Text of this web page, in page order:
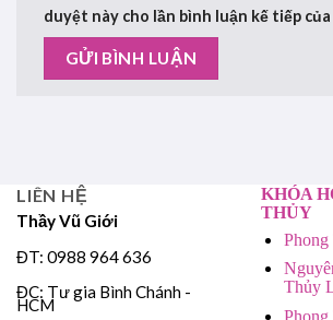
duyệt này cho lần bình luận kế tiếp
LIÊN HỆ
Thầy Vũ Giới
ĐT: 0988 964 636
ĐC: Tư gia Bình Chánh -
HCM
KHÓA
THỦY
Thủy